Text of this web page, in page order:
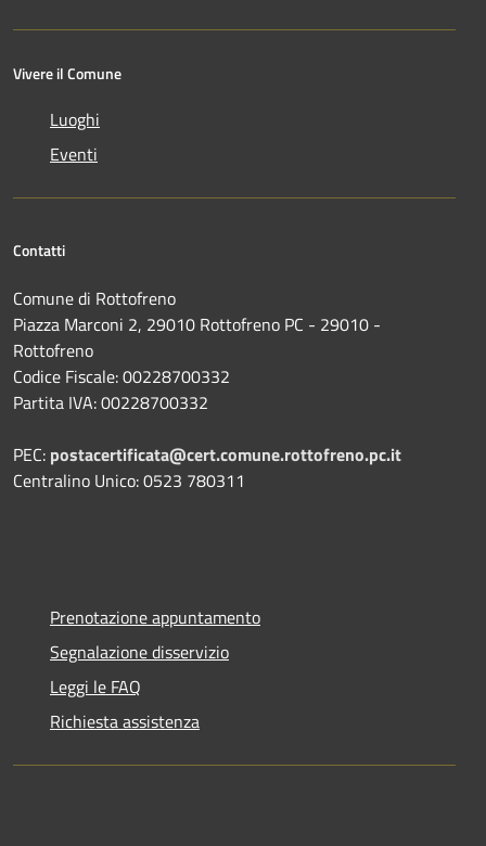
Vivere il Comune
Luoghi
Eventi
Contatti
Comune di Rottofreno
Piazza Marconi 2, 29010 Rottofreno PC - 29010 -
Rottofreno
Codice Fiscale: 00228700332
Partita IVA: 00228700332
PEC: postacertificata@cert.comune.rottofreno.pc.it
Centralino Unico: 0523 780311
Prenotazione appuntamento
Segnalazione disservizio
Leggi le FAQ
Richiesta assistenza